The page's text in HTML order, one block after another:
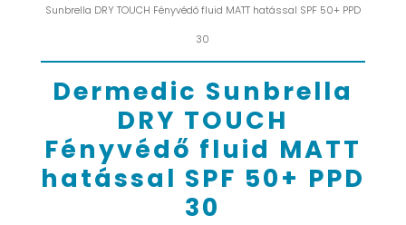
Sunbrella DRY TOUCH Fényvédő fluid MATT hatással SPF 50+ PPD
30
Dermedic Sunbrella
DRY TOUCH
Fényvédő fluid MATT
hatással SPF 50+ PPD
30